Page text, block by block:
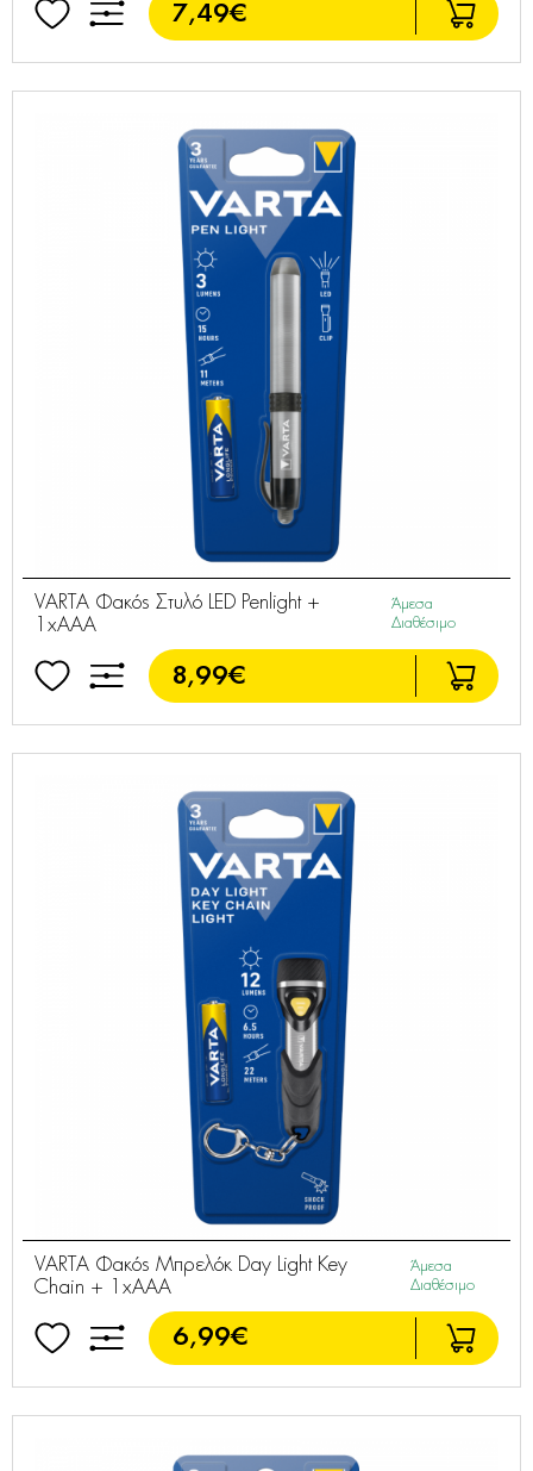
7,49€
VARTA Φακός Στυλό LED Penlight +
1xAAA
Άμεσα
Διαθέσιμο
8,99€
VARTA Φακός Μπρελόκ Day Light Key
Chain + 1xAAA
Άμεσα
Διαθέσιμο
6,99€